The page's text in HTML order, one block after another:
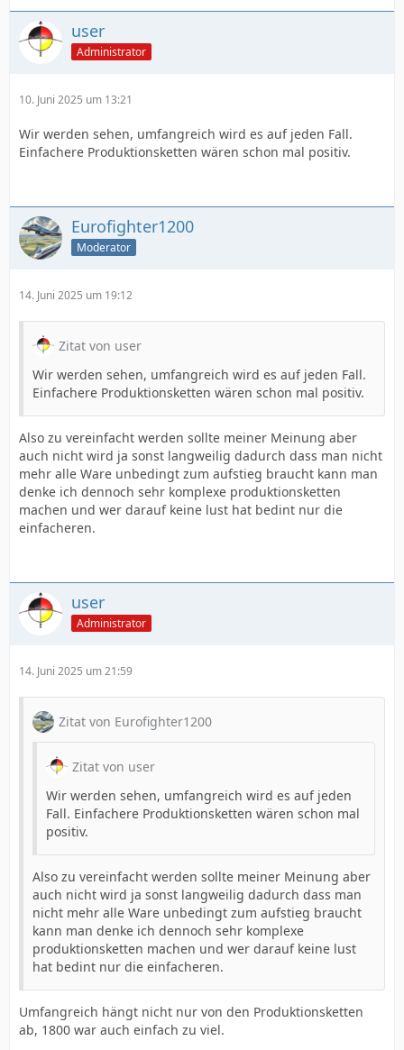
user
Administrator
10. Juni 2025 um 13:21
Wir werden sehen, umfangreich wird es auf jeden Fall.
Einfachere Produktionsketten wären schon mal positiv.
Eurofighter1200
Moderator
14. Juni 2025 um 19:12
Zitat von user
Wir werden sehen, umfangreich wird es auf jeden Fall.
Einfachere Produktionsketten wären schon mal positiv.
Also zu vereinfacht werden sollte meiner Meinung aber
auch nicht wird ja sonst langweilig dadurch dass man nicht
mehr alle Ware unbedingt zum aufstieg braucht kann man
denke ich dennoch sehr komplexe produktionsketten
machen und wer darauf keine lust hat bedint nur die
einfacheren.
user
Administrator
14. Juni 2025 um 21:59
Zitat von Eurofighter1200
Zitat von user
Wir werden sehen, umfangreich wird es auf jeden
Fall. Einfachere Produktionsketten wären schon mal
positiv.
Also zu vereinfacht werden sollte meiner Meinung aber
auch nicht wird ja sonst langweilig dadurch dass man
nicht mehr alle Ware unbedingt zum aufstieg braucht
kann man denke ich dennoch sehr komplexe
produktionsketten machen und wer darauf keine lust
hat bedint nur die einfacheren.
Umfangreich hängt nicht nur von den Produktionsketten
ab, 1800 war auch einfach zu viel.